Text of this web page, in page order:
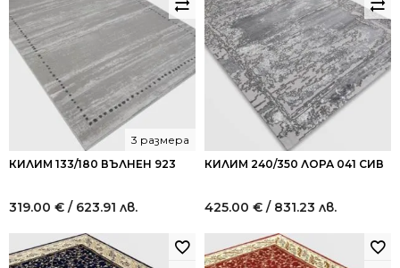
КИЛИМ 133/180 ВЪЛНЕН 923
3 размера
319.00 € / 623.91 лв.
КИЛИМ 240/350 ЛОРА 041 СИВ
425.00 € / 831.23 лв.